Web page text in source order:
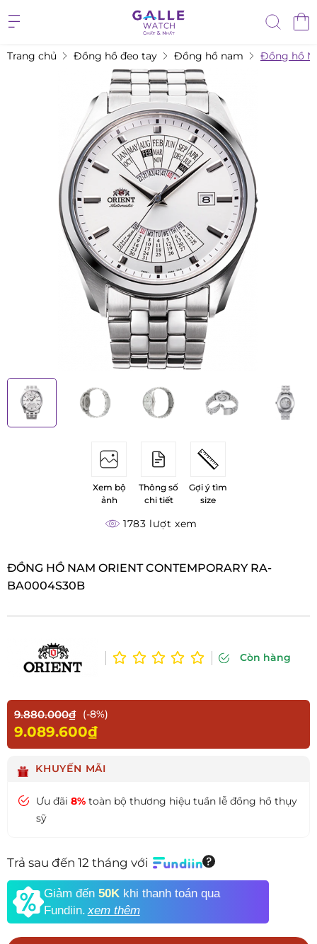
Trang chủ Đồng hồ đeo tay Đồng hồ nam Đồng hồ
Xem bộ
ảnh
Thông số
chi tiết
Gợi ý tìm
size
1783 lượt xem
ĐỒNG HỒ NAM ORIENT CONTEMPORARY RA-
BA0004S30B
Còn hàng
9.880.000₫ (-8%)
9.089.600₫
KHUYẾN MÃI
Ưu đãi 8% toàn bộ thương hiệu tuần lễ đồng hồ thụy
sỹ
Trả sau đến 12 tháng với
Giảm đến 50K khi thanh toán qua
Fundiin.xem thêm